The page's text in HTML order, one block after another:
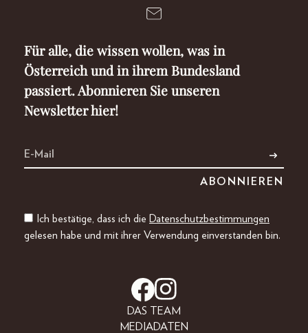
Für alle, die wissen wollen, was in
Österreich und in ihrem Bundesland
passiert. Abonnieren Sie unseren
Newsletter hier!
Ich bestätige, dass ich die Datenschutzbestimmungen
gelesen habe und mit ihrer Verwendung einverstanden bin.
DAS TEAM
MEDIADATEN